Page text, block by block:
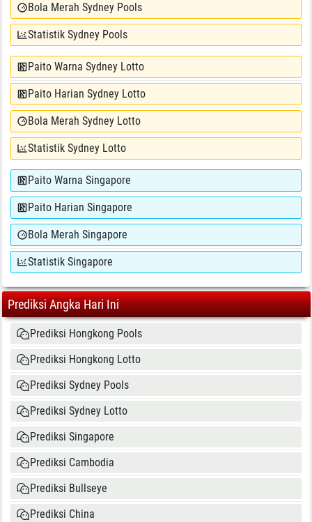
Bola Merah Sydney Pools
Statistik Sydney Pools
Paito Warna Sydney Lotto
Paito Harian Sydney Lotto
Bola Merah Sydney Lotto
Statistik Sydney Lotto
Paito Warna Singapore
Paito Harian Singapore
Bola Merah Singapore
Statistik Singapore
Prediksi Angka Hari Ini
Prediksi Hongkong Pools
Prediksi Hongkong Lotto
Prediksi Sydney Pools
Prediksi Sydney Lotto
Prediksi Singapore
Prediksi Cambodia
Prediksi Bullseye
Prediksi China